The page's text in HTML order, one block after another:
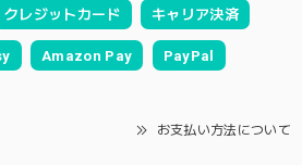
クレジットカード キャリア決済
Amazon Pay PayPal
お支払い方法について